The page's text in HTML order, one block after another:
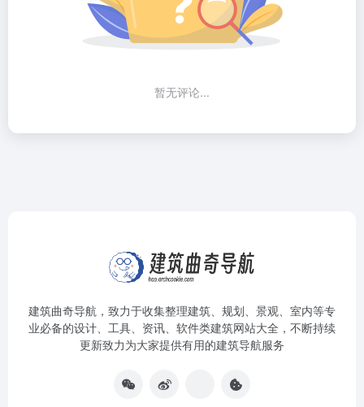
暂无评论...
建筑曲奇导航 ，致力于收集整理建筑、规划、景观、室内等专
业必备的设计、工具、资讯、软件类建筑网站大全，不断持续
更新致力为大家提供有用的建筑导航服务